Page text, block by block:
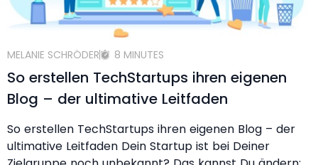
MELANIE SCHRÖDER 8 MINUTES
So erstellen TechStartups ihren eigenen
Blog – der ultimative Leitfaden
So erstellen TechStartups ihren eigenen Blog – der
ultimative Leitfaden Dein Startup ist bei Deiner